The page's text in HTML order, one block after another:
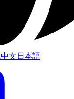
中文 日本語